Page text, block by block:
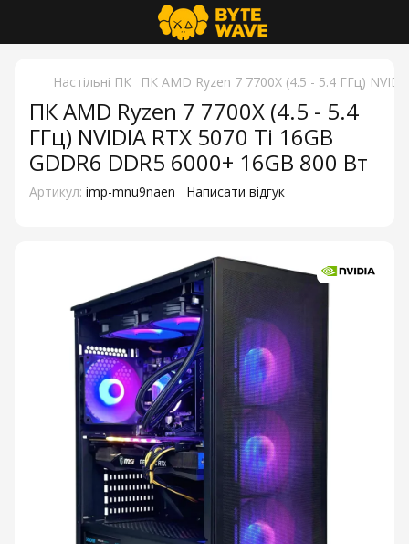
Настільні ПК ПК AMD Ryzen 7 7700X (4.5 - 5.4 ГГц)
ПК AMD Ryzen 7 7700X (4.5 - 5.4
ГГц) NVIDIA RTX 5070 Ti 16GB
GDDR6 DDR5 6000+ 16GB 800 Вт
Артикул: imp-mnu9naen Написати відгук